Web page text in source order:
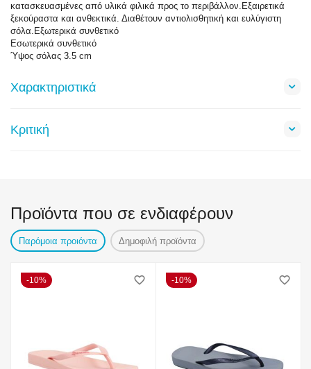
κατασκευασμένες από υλικά φιλικά προς το περιβάλλον.Εξαιρετικά
ξεκούραστα και ανθεκτικά. Διαθέτουν αντιολισθητική και ευλύγιστη
σόλα.Εξωτερικά συνθετικό
Εσωτερικά συνθετικό
Ύψος σόλας 3.5 cm
Χαρακτηριστικά
Κριτική
Προϊόντα που σε ενδιαφέρουν
Παρόμοια προιόντα Δημοφιλή προϊόντα
10% 10%